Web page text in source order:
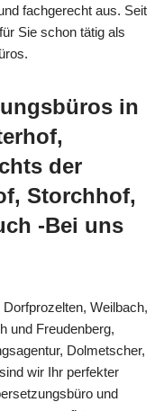
fachgerecht aus. Seit
für Sie schon tätig als
in
der
Storchhof,
-Bei uns
Weilbach,
und Freudenberg,
Dolmetscher,
wir Ihr perfekter
und